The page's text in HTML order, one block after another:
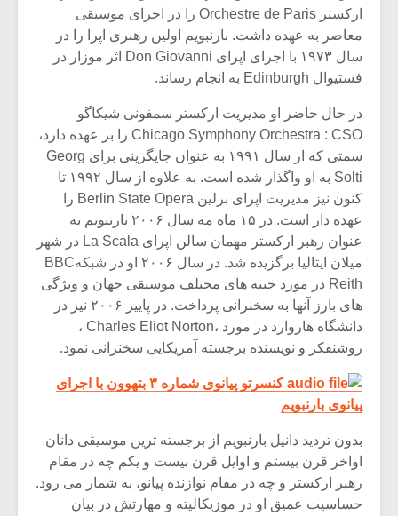
ارکستر Orchestre de Paris را در اجرای موسیقی
معاصر به عهده داشت. بارنبویم اولین رهبری اپرا را در
سال ۱۹۷۳ با اجرای اپرای Don Giovanni اثر موزار در
فستیوال Edinburgh به انجام رساند.
در حال حاضر او مدیریت ارکستر سمفونی شیکاگو
Chicago Symphony Orchestra : CSO را بر عهده دارد،
سمتی که از سال ۱۹۹۱ به عنوان جایگزینی برای Georg
Solti به او واگذار شده است. به علاوه از سال ۱۹۹۲ تا
کنون نیز مدیریت اپرای برلین Berlin State Opera را
عهده دار است. در ۱۵ ماه مه سال ۲۰۰۶ بارنبویم به
عنوان رهبر ارکستر مهمان سالن اپرای La Scala در شهر
میلان ایتالیا برگزیده شد. در سال ۲۰۰۶ او در شبکهBBC
Reith در مورد جنبه های مختلف موسیقی جهان و ویژگی
های بارز آنها به سخنرانی پرداخت. در پاییز ۲۰۰۶ نیز در
دانشگاه هاروارد در مورد ،Charles Eliot Norton ،
روشنفکر و نویسنده برجسته آمریکایی سخنرانی نمود.
کنسرتو پیانوی شماره ۳ بتهوون با اجرای
پیانوی بارنبویم
بدون تردید دانیل بارنبویم از برجسته ترین موسیقی دانان
اواخر قرن بیستم و اوایل قرن بیست و یکم چه در مقام
رهبر ارکستر و چه در مقام نوازنده پیانو، به شمار می رود.
حساسیت عمیق او در موزیکالیته و مهارتش در بیان